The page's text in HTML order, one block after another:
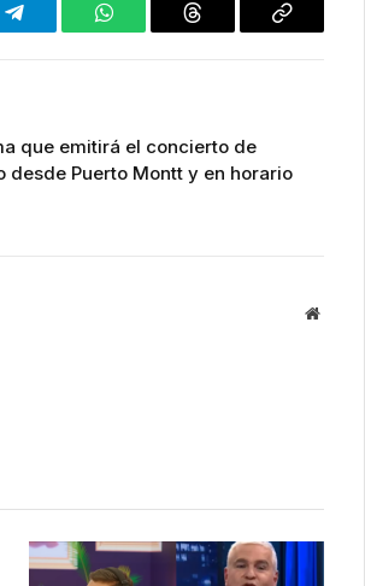
Telegram WhatsAppThreads
Copiar
que emitirá el concierto de
desde Puerto Montt y en horario
Website